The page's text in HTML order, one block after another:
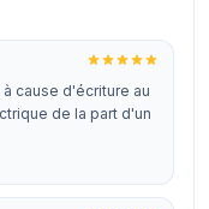
cause d'écriture au
de la part d'un